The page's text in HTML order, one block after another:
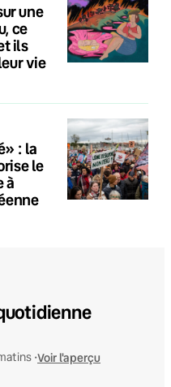
une
ce
ils
vie
: la
le
à
•Voir l'aperçu